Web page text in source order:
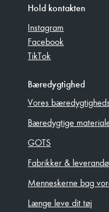
Hold kontakten
Instagram
Facebook
TikTok
Bæredygtighed
Vores
Bæredygtige
GOTS
Fabrikker &
Menneskerne bag
Længe leve dit tøj